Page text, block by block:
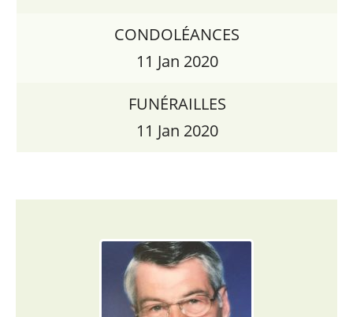
CONDOLÉANCES
11 Jan 2020
FUNÉRAILLES
11 Jan 2020